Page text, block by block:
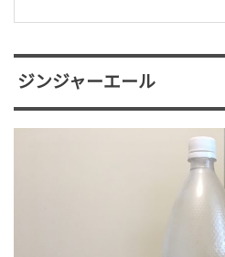
ジンジャーエール